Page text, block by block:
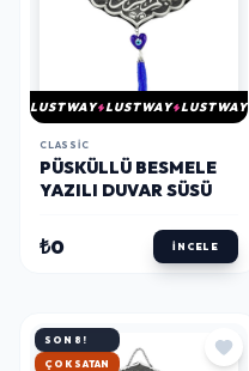
LUSTWAY LUSTWAY LUSTWAY
CLASSIC
PÜSKÜLLÜ BESMELE
YAZILI DUVAR SÜSÜ
₺0 İNCELE
SON 8!
HIZLI KARGO